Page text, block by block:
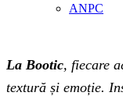
ANPC
La Bootic, fiecare
textură și emoție.